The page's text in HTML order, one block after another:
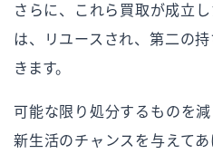
さらに、これら買取が成立
は、リユースされ、第二の
きます。
可能な限り処分するものを
新生活のチャンスを与えて